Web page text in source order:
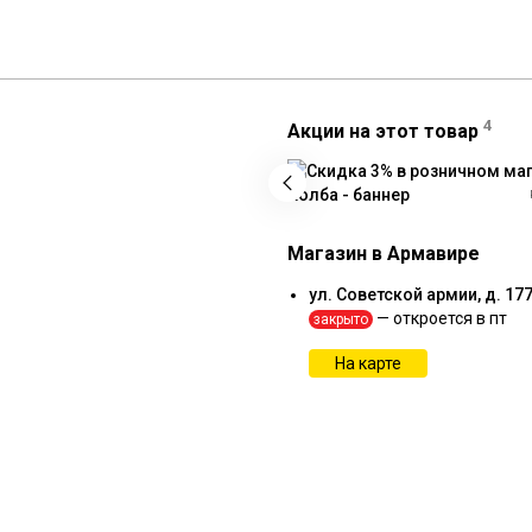
Акции на этот товар 4
Магазин в Армавире
ул. Советской армии, д. 177
закрыто — откроется в пт
На карте